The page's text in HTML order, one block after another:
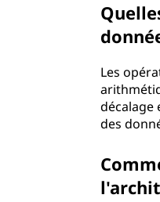
Les
décalage
des